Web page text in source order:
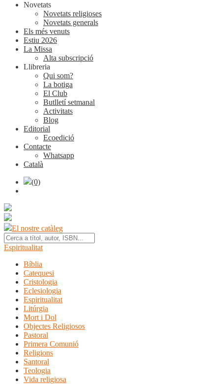
Novetats
Novetats religioses
Novetats generals
Els més venuts
Estiu 2026
La Missa
Alta subscripció
Llibreria
Qui som?
La botiga
El Club
Butlletí setmanal
Activitats
Blog
Editorial
Ecoedició
Contacte
Whatsapp
Català
(0)
El nostre catàleg
Espiritualitat
Bíblia
Catequesi
Cristologia
Eclesiologia
Espiritualitat
Litúrgia
Mort i Dol
Objectes Religiosos
Pastoral
Primera Comunió
Religions
Santoral
Teologia
Vida religiosa